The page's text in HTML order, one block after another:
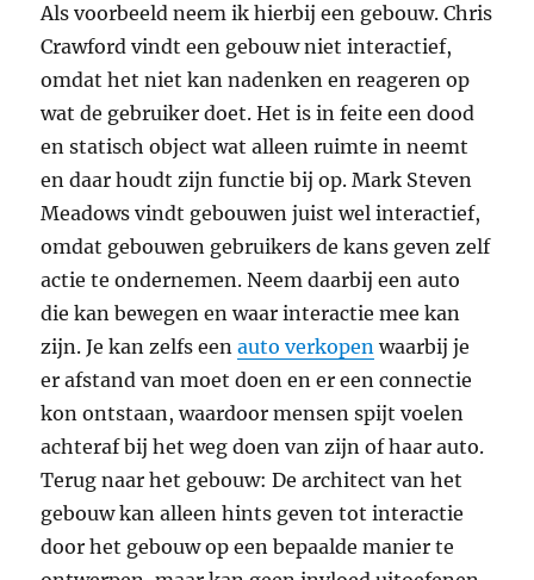
Als voorbeeld neem ik hierbij een gebouw. Chris
Crawford vindt een gebouw niet interactief,
omdat het niet kan nadenken en reageren op
wat de gebruiker doet. Het is in feite een dood
en statisch object wat alleen ruimte in neemt
en daar houdt zijn functie bij op. Mark Steven
Meadows vindt gebouwen juist wel interactief,
omdat gebouwen gebruikers de kans geven zelf
actie te ondernemen. Neem daarbij een auto
die kan bewegen en waar interactie mee kan
zijn. Je kan zelfs eenauto verkopen waarbij je
er afstand van moet doen en er een connectie
kon ontstaan, waardoor mensen spijt voelen
achteraf bij het weg doen van zijn of haar auto.
Terug naar het gebouw: De architect van het
gebouw kan alleen hints geven tot interactie
door het gebouw op een bepaalde manier te